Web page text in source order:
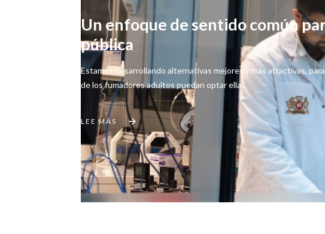
Un enfoque de sentido común
pública
Estamos desarrollando alternativas mejores y más atractivas,
de los fumadores adultos puedan optar ellas.
LEE MÁS